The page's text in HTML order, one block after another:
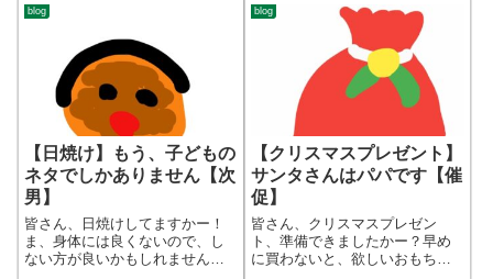
blog
【日焼け】もう、子どもの
ネタでしかありません【次
男】
皆さん、日焼けしてますかー！
ま、身体には良くないので、し
ない方が良いかもしれません。
blog
【クリスマスプレゼント】
サンタさんはパパです【催
促】
皆さん、クリスマスプレゼン
ト、準備できましたかー？早め
に買わないと、欲しいおもちゃ